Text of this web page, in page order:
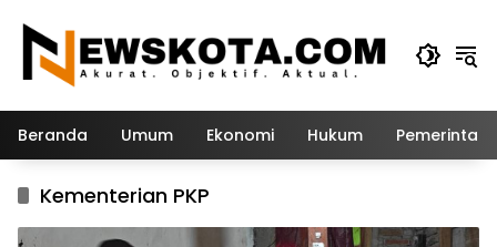
konten
Beranda Umum Ekonomi Hukum
Kementerian PKP